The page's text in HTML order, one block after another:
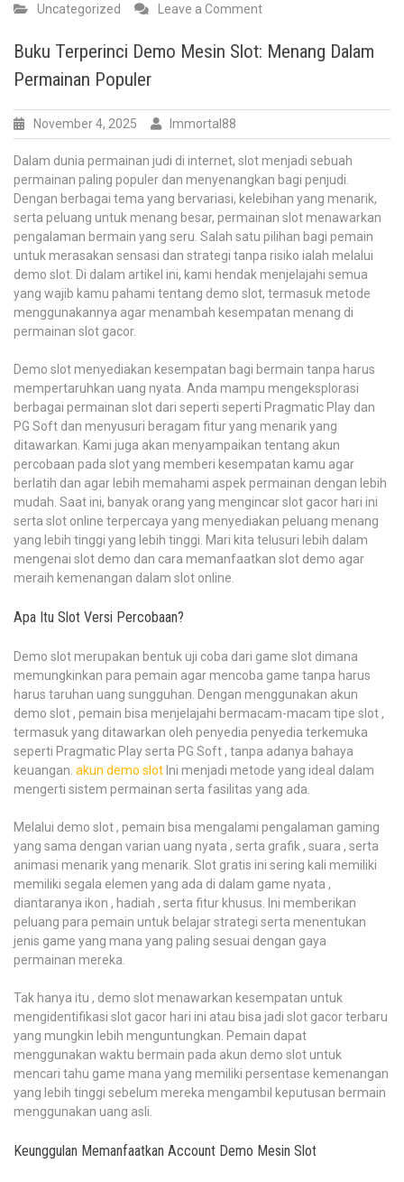
Uncategorized Leave a Commenton
Malaysia-
Warga
Negara
Indonesia
yang
dipenjara
Buku Terperinci Demo Mesin Slot: Menang Dalam
Permainan Populer
November 4, 2025 Immortal88
Dalam dunia permainan judi di internet, slot menjadi sebuah
permainan paling populer dan menyenangkan bagi penjudi.
Dengan berbagai tema yang bervariasi, kelebihan yang menarik,
serta peluang untuk menang besar, permainan slot menawarkan
pengalaman bermain yang seru. Salah satu pilihan bagi pemain
untuk merasakan sensasi dan strategi tanpa risiko ialah melalui
demo slot. Di dalam artikel ini, kami hendak menjelajahi semua
yang wajib kamu pahami tentang demo slot, termasuk metode
menggunakannya agar menambah kesempatan menang di
permainan slot gacor.
Demo slot menyediakan kesempatan bagi bermain tanpa harus
mempertaruhkan uang nyata. Anda mampu mengeksplorasi
berbagai permainan slot dari seperti seperti Pragmatic Play dan
PG Soft dan menyusuri beragam fitur yang menarik yang
ditawarkan. Kami juga akan menyampaikan tentang akun
percobaan pada slot yang memberi kesempatan kamu agar
berlatih dan agar lebih memahami aspek permainan dengan lebih
mudah. Saat ini, banyak orang yang mengincar slot gacor hari ini
serta slot online terpercaya yang menyediakan peluang menang
yang lebih tinggi yang lebih tinggi. Mari kita telusuri lebih dalam
mengenai slot demo dan cara memanfaatkan slot demo agar
meraih kemenangan dalam slot online.
Apa Itu Slot Versi Percobaan?
Demo slot merupakan bentuk uji coba dari game slot dimana
memungkinkan para pemain agar mencoba game tanpa harus
harus taruhan uang sungguhan. Dengan menggunakan akun
demo slot , pemain bisa menjelajahi bermacam-macam tipe slot ,
termasuk yang ditawarkan oleh penyedia penyedia terkemuka
seperti Pragmatic Play serta PG Soft , tanpa adanya bahaya
keuangan. akun demo slot Ini menjadi metode yang ideal dalam
mengerti sistem permainan serta fasilitas yang ada.
Melalui demo slot , pemain bisa mengalami pengalaman gaming
yang sama dengan varian uang nyata , serta grafik , suara , serta
animasi menarik yang menarik. Slot gratis ini sering kali memiliki
memiliki segala elemen yang ada di dalam game nyata ,
diantaranya ikon , hadiah , serta fitur khusus. Ini memberikan
peluang para pemain untuk belajar strategi serta menentukan
jenis game yang mana yang paling sesuai dengan gaya
permainan mereka.
Tak hanya itu , demo slot menawarkan kesempatan untuk
mengidentifikasi slot gacor hari ini atau bisa jadi slot gacor terbaru
yang mungkin lebih menguntungkan. Pemain dapat
menggunakan waktu bermain pada akun demo slot untuk
mencari tahu game mana yang memiliki persentase kemenangan
yang lebih tinggi sebelum mereka mengambil keputusan bermain
menggunakan uang asli.
Keunggulan Memanfaatkan Account Demo Mesin Slot